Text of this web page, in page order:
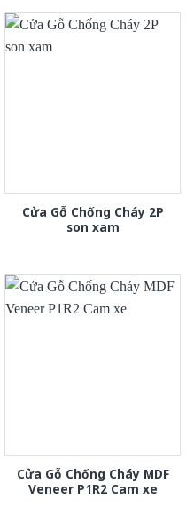
Cửa Gỗ Chống Cháy 2P
son xam
Cửa Gỗ Chống Cháy MDF
Veneer P1R2 Cam xe